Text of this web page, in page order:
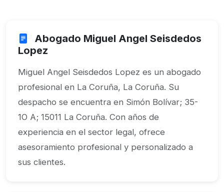
Abogado Miguel Angel Seisdedos
Lopez
Miguel Angel Seisdedos Lopez es un abogado
profesional en La Coruña, La Coruña. Su
despacho se encuentra en Simón Bolívar; 35-
1O A; 15011 La Coruña. Con años de
experiencia en el sector legal, ofrece
asesoramiento profesional y personalizado a
sus clientes.